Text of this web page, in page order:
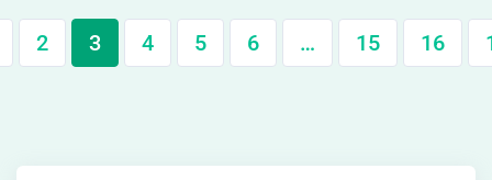
2 3 4 5 6 … 15 16